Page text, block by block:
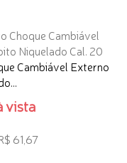
Cambiável Externo
vista
61,67